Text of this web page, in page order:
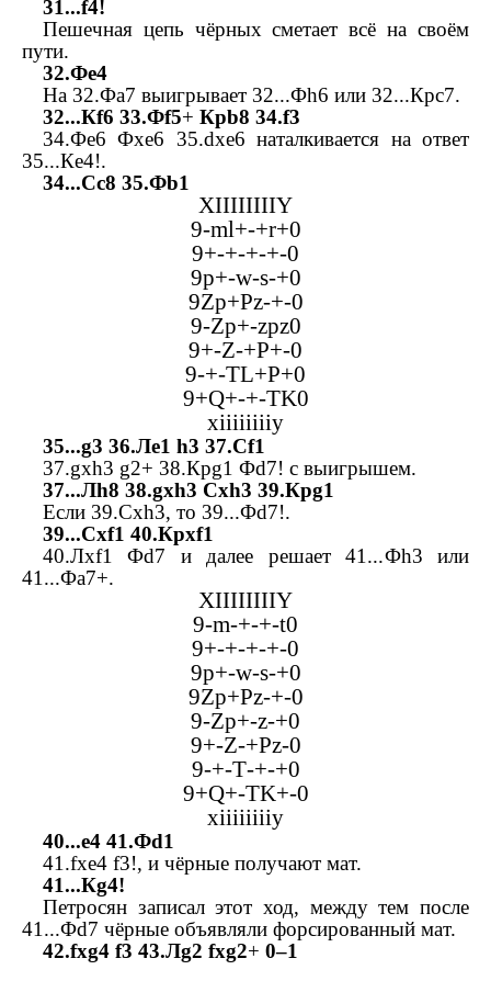
31...f4!
Пешечная цепь чёрных сметает всё на своём
пути.
32.Фe4
На 32.Фa7 выигрывает 32...Фh6 или 32...Крc7.
32...Кf6 33.Фf5+ Крb8 34.f3
34.Фe6Фxe6 35.dxe6 наталкивается на ответ
35...Кe4!.
34...Сc8 35.Фb1
XIIIIIIIIY
9-ml+-+r+0
9+-+-+-+-0
9p+-w-s-+0
9Zp+Pz-+-0
9-Zp+-zpz0
9+-Z-+P+-0
9-+-TL+P+0
9+Q+-+-TK0
xiiiiiiiiy
35...g3 36.Лe1 h3 37.Сf1
37.gxh3 g2+ 38.Крg1 Фd7! с выигрышем.
37...Лh8 38.gxh3 Сxh3 39.Крg1
Если 39.Сxh3, то 39...Фd7!.
39...Сxf1 40.Крxf1
40.Лxf1Фd7 и далее решает 41...Фh3 или
41...Фa7+.
XIIIIIIIIY
9-m-+-+-t0
9+-+-+-+-0
9p+-w-s-+0
9Zp+Pz-+-0
9-Zp+-z-+0
9+-Z-+Pz-0
9-+-T-+-+0
9+Q+-TK+-0
xiiiiiiiiy
40...e4 41.Фd1
41.fxe4 f3!, и чёрные получают мат.
41...Кg4!
Петросян записал этот ход, между тем после
41...Фd7 чёрные объявляли форсированный мат.
42.fxg4 f3 43.Лg2 fxg2+ 0–1